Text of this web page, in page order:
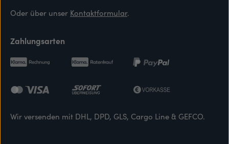
Oder über unser Kontaktformular.
Zahlungsarten
Wir versenden mit DHL, DPD, GLS, Cargo Line & GEFCO.